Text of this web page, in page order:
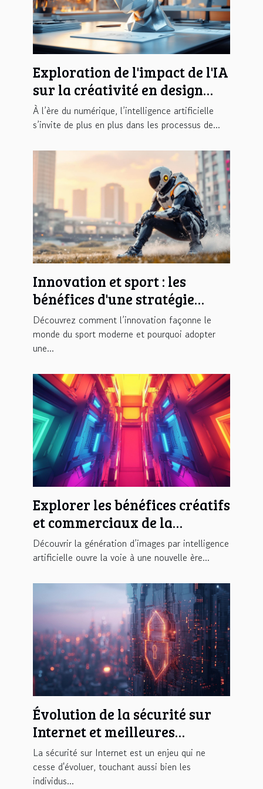
Exploration de l'impact de l'IA
sur la créativité en design
graphique
À l’ère du numérique, l’intelligence artificielle
s’invite de plus en plus dans les processus de...
Innovation et sport : les
bénéfices d'une stratégie
intégrée
Découvrez comment l’innovation façonne le
monde du sport moderne et pourquoi adopter
une...
Explorer les bénéfices créatifs
et commerciaux de la
génération d'images par IA
Découvrir la génération d’images par intelligence
artificielle ouvre la voie à une nouvelle ère...
Évolution de la sécurité sur
Internet et meilleures
pratiques
La sécurité sur Internet est un enjeu qui ne
cesse d'évoluer, touchant aussi bien les
individus...